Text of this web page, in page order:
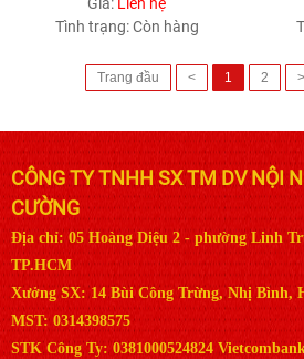
Tình trạng:Còn hàng
Trang đầu < 1 2 >
CÔNG TY TNHH SX TM DV NỘI
CƯỜNG
Địa chỉ: 05 Hoàng Diệu 2 - phường Linh
TP.HCM
Xưởng SX: 14 Bùi Công Trừng, Nhị Bình,
MST: 0314398575
STK Công Ty: 0381000524824